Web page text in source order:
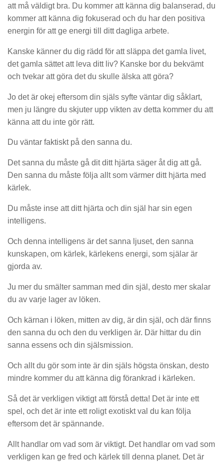
att må väldigt bra. Du kommer att känna dig balanserad, du
kommer att känna dig fokuserad och du har den positiva
energin för att ge energi till ditt dagliga arbete.
Kanske känner du dig rädd för att släppa det gamla livet,
det gamla sättet att leva ditt liv? Kanske bor du bekvämt
och tvekar att göra det du skulle älska att göra?
Jo det är okej eftersom din själs syfte väntar dig såklart,
men ju längre du skjuter upp vikten av detta kommer du att
känna att du inte gör rätt.
Du väntar faktiskt på den sanna du.
Det sanna du måste gå dit ditt hjärta säger åt dig att gå.
Den sanna du måste följa allt som värmer ditt hjärta med
kärlek.
Du måste inse att ditt hjärta och din själ har sin egen
intelligens.
Och denna intelligens är det sanna ljuset, den sanna
kunskapen, om kärlek, kärlekens energi, som själar är
gjorda av.
Ju mer du smälter samman med din själ, desto mer skalar
du av varje lager av löken.
Och kärnan i löken, mitten av dig, är din själ, och där finns
den sanna du och den du verkligen är. Där hittar du din
sanna essens och din själsmission.
Och allt du gör som inte är din själs högsta önskan, desto
mindre kommer du att känna dig förankrad i kärleken.
Så det är verkligen viktigt att förstå detta! Det är inte ett
spel, och det är inte ett roligt exotiskt val du kan följa
eftersom det är spännande.
Allt handlar om vad som är viktigt. Det handlar om vad som
verkligen kan ge fred och kärlek till denna planet. Det är